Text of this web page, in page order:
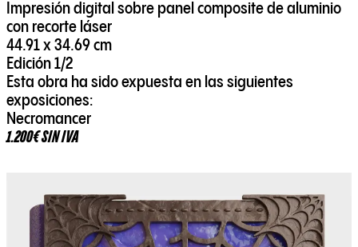
Impresión digital sobre panel composite de aluminio
con recorte láser
44.91 x 34.69 cm
Edición 1/2
Esta obra ha sido expuesta en las siguientes
exposiciones:
Necromancer
1.200€ SIN IVA